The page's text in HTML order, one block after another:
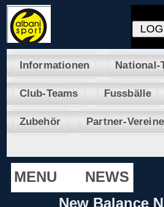
Informationen National-
Club-Teams Fussbälle
Zubehör Partner-Vereine
MENU
NEWS
New Balance